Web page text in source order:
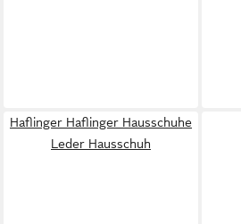
Haflinger Haflinger Hausschuhe
Leder Hausschuh